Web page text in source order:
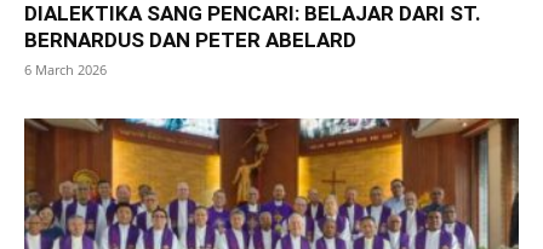
DIALEKTIKA SANG PENCARI: BELAJAR DARI ST.
BERNARDUS DAN PETER ABELARD
6 March 2026